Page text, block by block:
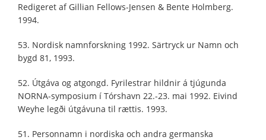
Redigeret af Gillian Fellows-Jensen & Bente Holmberg.
1994.
53. Nordisk namnforskning 1992. Särtryck ur Namn och
bygd 81, 1993.
52. Útgáva og atgongd. Fyrilestrar hildnir á tjúgunda
NORNA-symposium í Tórshavn 22.-23. mai 1992. Eivind
Weyhe legði útgávuna til rættis. 1993.
51. Personnamn i nordiska och andra germanska